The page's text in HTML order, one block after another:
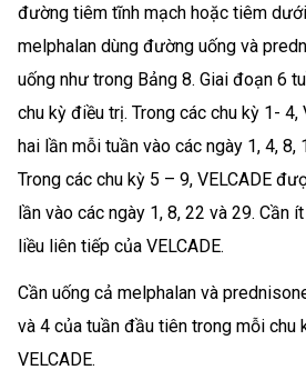
đường tiêm tĩnh mạch hoặc tiêm
melphalan dùng đường uống và
uống như trong Bảng 8. Giai đoạn 6
chu kỳ điều trị. Trong các chu kỳ 1- 4,
hai lần mỗi tuần vào các ngày 1, 4, 8,
Trong các chu kỳ 5 – 9, VELCADE
lần vào các ngày 1, 8, 22 và 29. Cần
liều liên tiếp của VELCADE.
Cần uống cả melphalan và
và 4 của tuần đầu tiên trong mỗi chu
VELCADE.